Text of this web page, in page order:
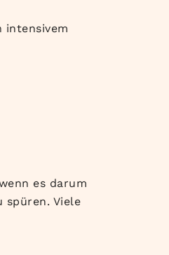
intensivem
es darum
spüren. Viele